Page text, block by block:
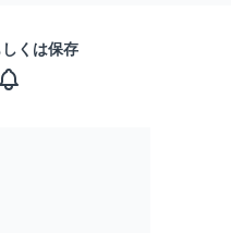
くは保存